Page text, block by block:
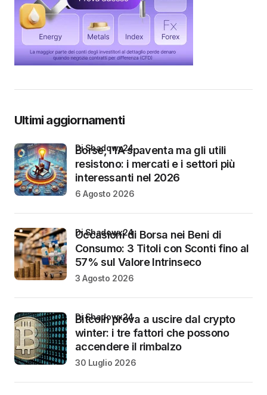
Ultimi aggiornamenti
Borse, l’IA spaventa ma gli utili
resistono: i mercati e i settori più
interessanti nel 2026
di Shadowx24
6 Agosto 2026
Occasioni di Borsa nei Beni di
Consumo: 3 Titoli con Sconti fino al
57% sul Valore Intrinseco
di Shadowx24
3 Agosto 2026
Bitcoin prova a uscire dal crypto
winter: i tre fattori che possono
accendere il rimbalzo
di Shadowx24
30 Luglio 2026